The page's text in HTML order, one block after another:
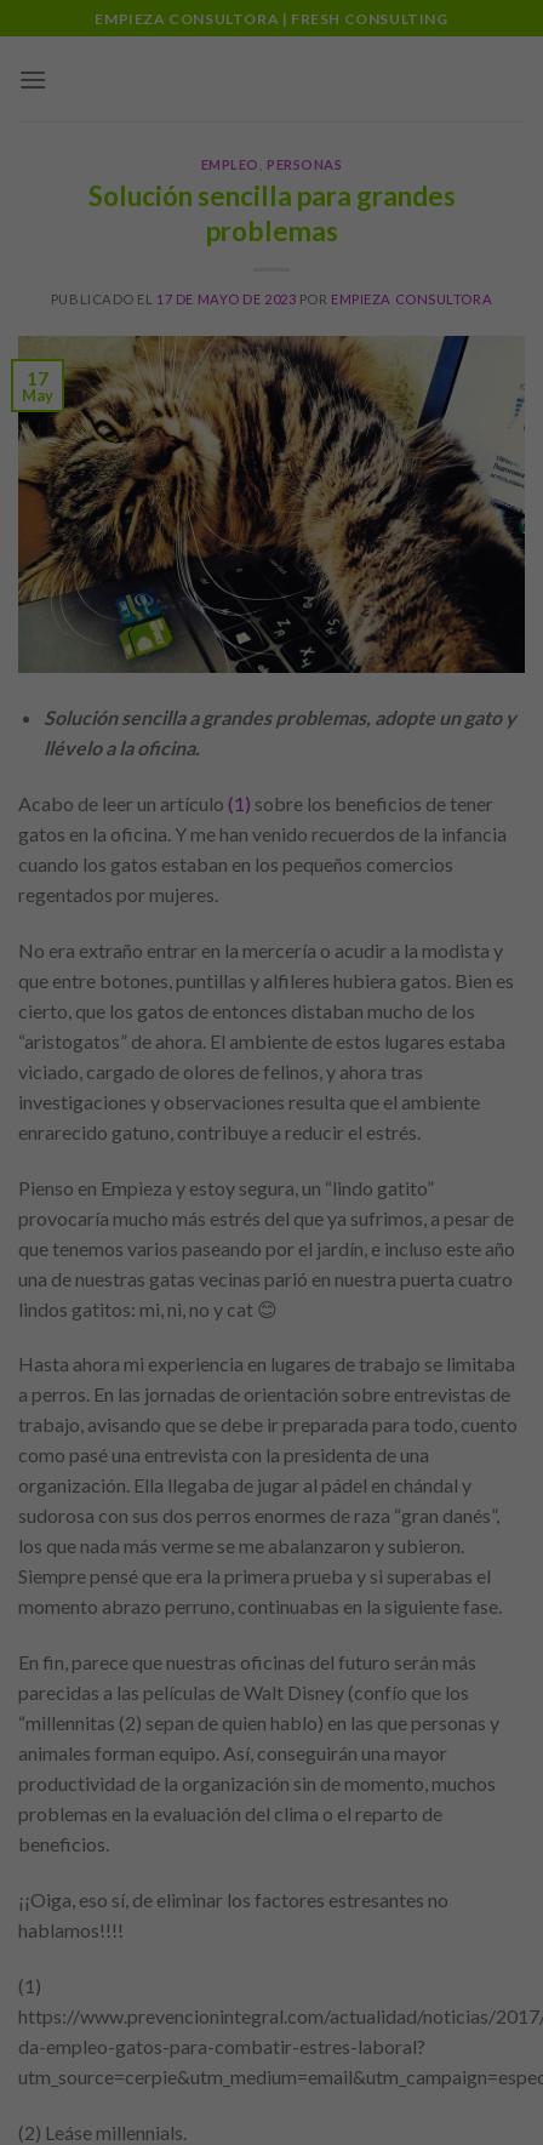
to
content
EMPIEZA CONSULTORA | FRESH CONSULTING
EMPLEO PERSONAS
Solución sencilla para grandes
problemas
PUBLICADO EL 17 DE MAYO DE 2023 POR EMPIEZA CONSULTORA
17
May
Solución sencilla a grandes problemas, adopte un gato y
llévelo a la oficina.
Acabo de leer un artículo (1) sobre los beneficios de tener
gatos en la oficina. Y me han venido recuerdos de la infancia
cuando los gatos estaban en los pequeños comercios
regentados por mujeres.
No era extraño entrar en la mercería o acudir a la modista y
que entre botones, puntillas y alfileres hubiera gatos. Bien es
cierto, que los gatos de entonces distaban mucho de los
“aristogatos” de ahora. El ambiente de estos lugares estaba
viciado, cargado de olores de felinos, y ahora tras
investigaciones y observaciones resulta que el ambiente
enrarecido gatuno, contribuye a reducir el estrés.
Pienso en Empieza y estoy segura, un “lindo gatito”
provocaría mucho más estrés del que ya sufrimos, a pesar de
que tenemos varios paseando por el jardín, e incluso este año
una de nuestras gatas vecinas parió en nuestra puerta cuatro
lindos gatitos: mi, ni, no y cat 😊
Hasta ahora mi experiencia en lugares de trabajo se limitaba
a perros. En las jornadas de orientación sobre entrevistas de
trabajo, avisando que se debe ir preparada para todo, cuento
como pasé una entrevista con la presidenta de una
organización. Ella llegaba de jugar al pádel en chándal y
sudorosa con sus dos perros enormes de raza “gran danés”,
los que nada más verme se me abalanzaron y subieron.
Siempre pensé que era la primera prueba y si superabas el
momento abrazo perruno, continuabas en la siguiente fase.
En fin, parece que nuestras oficinas del futuro serán más
parecidas a las películas de Walt Disney (confío que los
“millennitas (2) sepan de quien hablo) en las que personas y
animales forman equipo. Así, conseguirán una mayor
productividad de la organización sin de momento, muchos
problemas en la evaluación del clima o el reparto de
beneficios.
¡¡Oiga, eso sí, de eliminar los factores estresantes no
hablamos!!!!
(1)
https://www.prevencionintegral.com/actualidad/noticias/
da-empleo-gatos-para-combatir-estres-laboral?
(2) Leáse millennials.